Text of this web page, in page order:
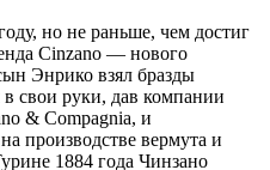
но не раньше, чем достиг
Cinzano — нового
Энрико взял бразды
свои руки, дав компании
& Compagnia, и
производстве вермута и
1884 года Чинзано